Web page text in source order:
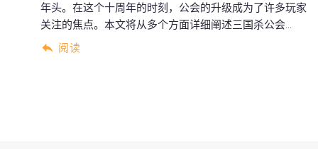
年头。在这个十周年的时刻，公会的升级成为了许多玩家
关注的焦点。本文将从多个方面详细阐述三国杀公会...
阅读